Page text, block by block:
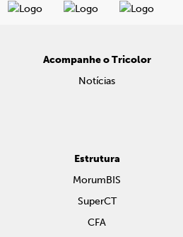
Acompanhe o Tricolor
Notícias
Estrutura
MorumBIS
SuperCT
CFA